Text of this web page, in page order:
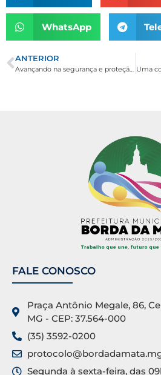
WhatsApp
ANTERIOR
Avançando na segurança e proteção de Borda da Mata!
FALE CONOSCO
Praça Antônio Megale, 86,
MG - CEP: 37.564-000
(35) 3592-0200
Segunda à sexta-feira, das